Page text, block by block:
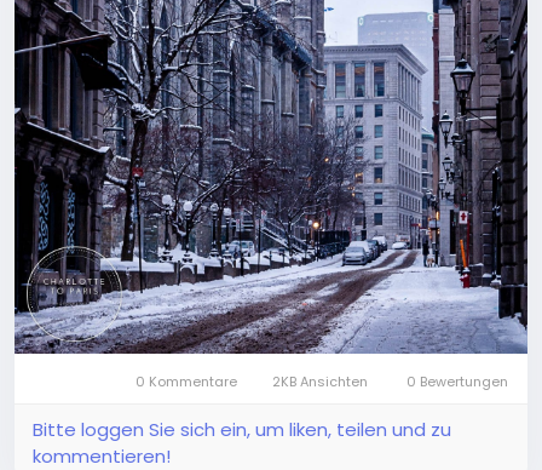
0 Kommentare 2KB Ansichten 0 Bewertungen
Bitte loggen Sie sich ein, um liken, teilen und zu
kommentieren!